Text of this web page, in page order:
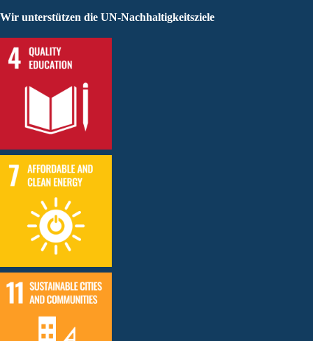
Wir unterstützen die UN-Nachhaltigkeitsziele